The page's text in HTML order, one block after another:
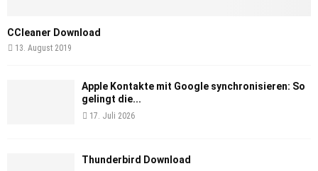
CCleaner Download
13. August 2019
Apple Kontakte mit Google synchronisieren: So
gelingt die...
17. Juli 2026
Thunderbird Download